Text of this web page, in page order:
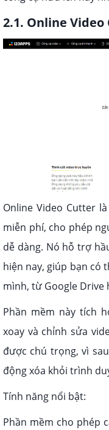
2.1. Online
Online Video Cutter
miễn phí, cho phép
dễ dàng. Nó hỗ trợ
hiện nay, giúp bạn có
mình, từ Google Drive
Phần mềm này tích
xoay và chỉnh sửa
được chú trọng, vì
động xóa khỏi trình
Tính năng nổi bật:
Phần mềm cho phép